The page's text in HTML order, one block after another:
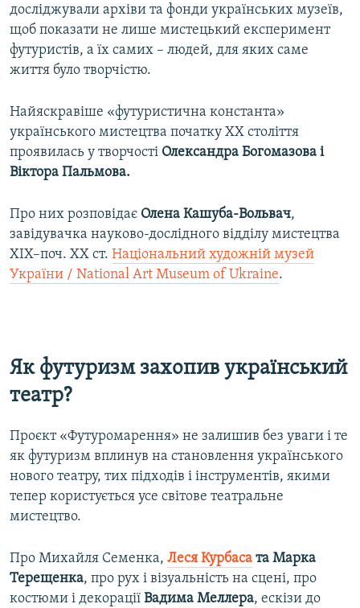
досліджували архіви та фонди українських музеїв,
щоб показати не лише мистецький експеримент
футуристів, а їх самих – людей, для яких саме
життя було творчістю.
Найяскравіше «футуристична константа»
українського мистецтва початку XX століття
проявилась у творчості Олександра Богомазова і
Віктора Пальмова.
Про них розповідає Олена Кашуба-Вольвач,
завідувачка науково-дослідного відділу мистецтва
XIX–поч. XX ст. Національний художній музей
України / National Art Museum of Ukraine.
Як футуризм захопив український
театр?
Проєкт «Футуромарення» не залишив без уваги і те
як футуризм вплинув на становлення українського
нового театру, тих підходів і інструментів, якими
тепер користується усе світове театральне
мистецтво.
Про Михайля Семенка, Леся Курбаса та Марка
Терещенка, про рух і візуальність на сцені, про
костюми і декорації Вадима Меллера, ескізи до